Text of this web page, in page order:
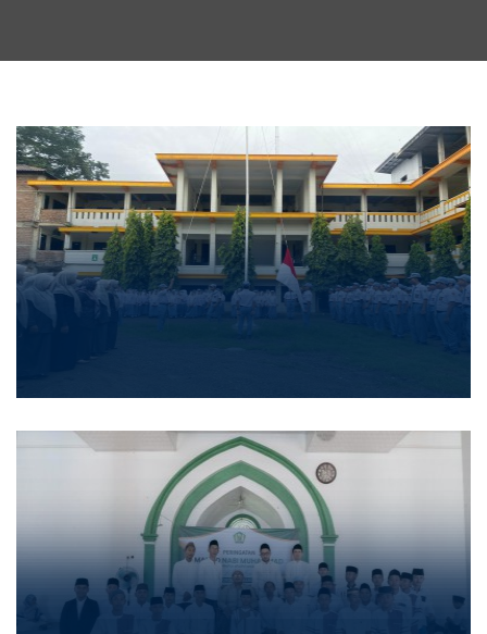
Kegiatan Semester Genap (Upacara
Bendera)
Hari Pertama Semester Genap TP. 2025/2026